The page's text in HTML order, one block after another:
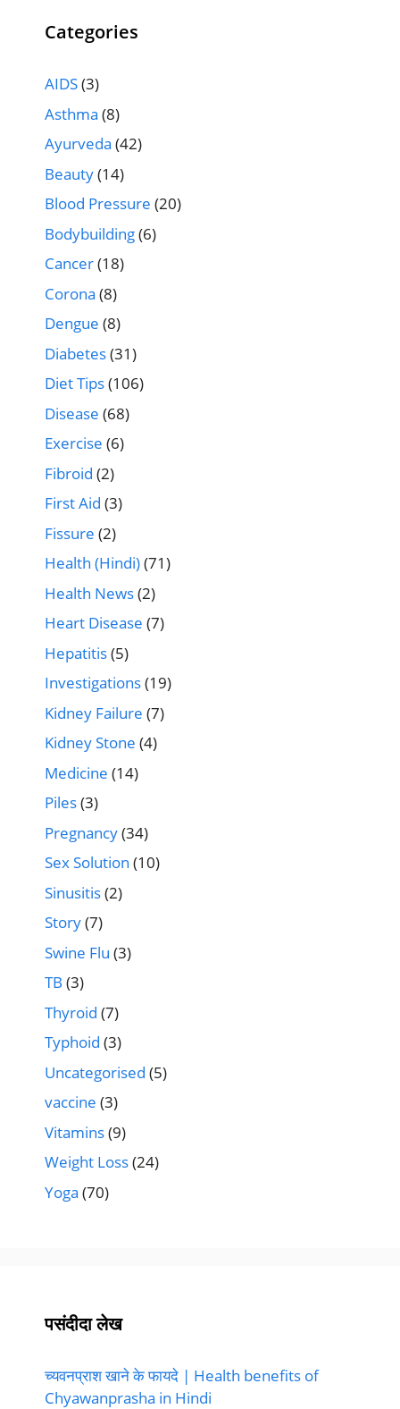
Categories
AIDS(3)
Asthma (8)
Ayurveda (42)
Beauty(14)
Blood Pressure (20)
Bodybuilding(6)
Cancer(18)
Corona (8)
Dengue (8)
Diabetes(31)
Diet Tips(106)
Disease (68)
Exercise (6)
Fibroid (2)
First Aid (3)
Fissure (2)
Health (Hindi)(71)
Health News(2)
Heart Disease (7)
Hepatitis(5)
Investigations(19)
Kidney Failure (7)
Kidney Stone (4)
Medicine (14)
Piles(3)
Pregnancy(34)
Sex Solution (10)
Sinusitis(2)
Story(7)
Swine Flu (3)
TB (3)
Thyroid (7)
Typhoid (3)
Uncategorised (5)
vaccine (3)
Vitamins(9)
Weight Loss(24)
Yoga (70)
पसंदीदा लेख
च्यवनप्राश खाने के फायदे | Health benefits of
Chyawanprasha in Hindi